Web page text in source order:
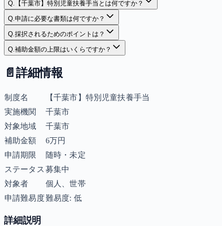
Q. 【千葉市】特別児童扶養手当とは何ですか？
Q.申請に必要な書類は何ですか？
Q.採択されるためのポイントは？
Q.補助金額の上限はいくらですか？
📄 詳細情報
制度名
【千葉市】特別児童扶養手当
実施機関
千葉市
対象地域
千葉市
補助金額
6万円
申請期限
随時・未定
ステータス 募集中
対象者
個人、世帯
申請難易度難易度: 低
詳細説明